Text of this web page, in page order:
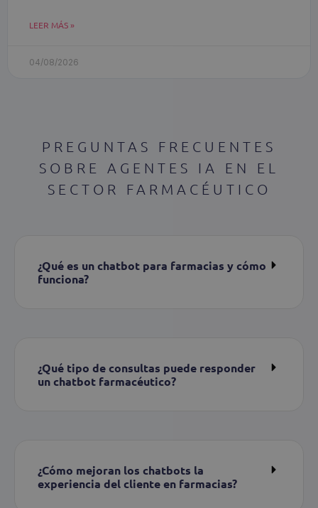
LEER MÁS »
04/08/2026
PREGUNTAS FRECUENTES
SOBRE AGENTES IA EN EL
SECTOR FARMACÉUTICO
¿Qué es un chatbot para farmacias y cómo
funciona?
¿Qué tipo de consultas puede responder
un chatbot farmacéutico?
¿Cómo mejoran los chatbots la
experiencia del cliente en farmacias?